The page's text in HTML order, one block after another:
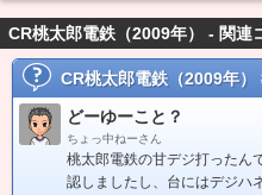
CR桃太郎電鉄（2009年） - 関連
CR桃太郎電鉄（2009年）
どーゆーこと？
ちょっ中ねーさん
桃太郎電鉄の甘デジ打ったん
認しましたし、台にはデジハ